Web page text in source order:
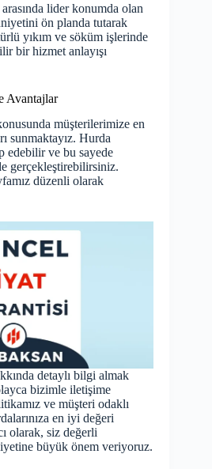
lider konumda olan
ön planda tutarak
yıkım ve söküm işlerinde
bir hizmet anlayışı
Avantajlar
müşterilerimize en
sunmaktayız. Hurda
edebilir ve bu sayede
gerçekleştirebilirsiniz.
düzenli olarak
detaylı bilgi almak
bizimle iletişime
ve müşteri odaklı
en iyi değeri
olarak, siz değerli
büyük önem veriyoruz.